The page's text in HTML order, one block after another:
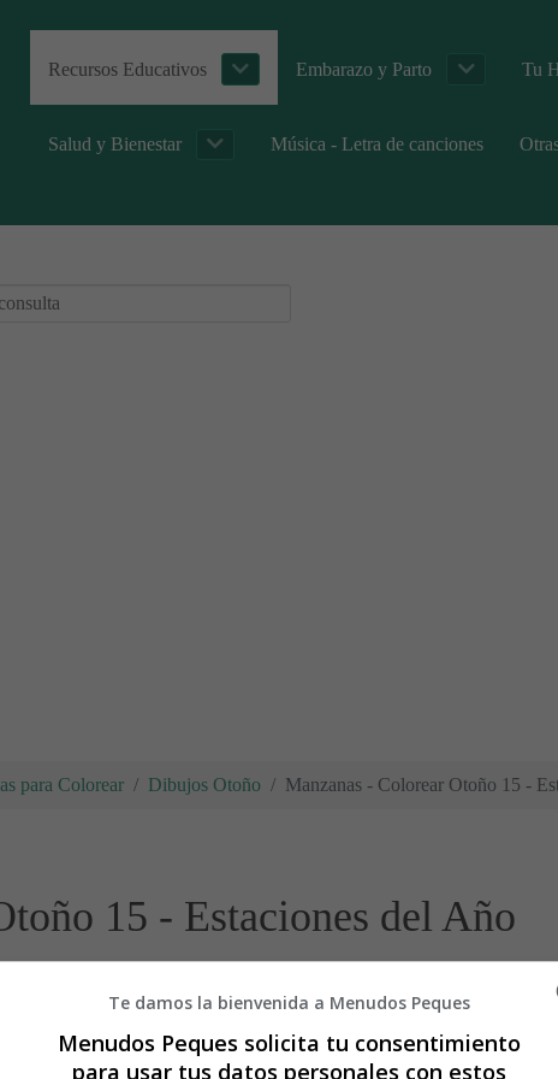
Recursos Educativos Embarazo y Parto Tu
Salud y Bienestar Música - Letra de canciones
para Colorear Dibujos Otoño Manzanas - Colorear Otoño 15 -
15 - Estaciones del Año
Te damos la bienvenida a Menudos Peques
Menudos Peques solicita tu consentimiento
para usar tus datos personales con estos